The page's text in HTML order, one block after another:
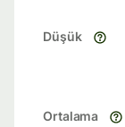
Düşük
Ortalama